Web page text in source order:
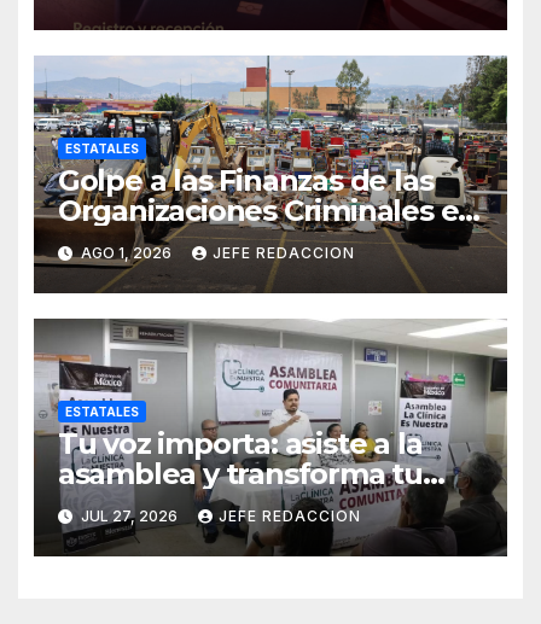
ESTATALES
Golpe a las Finanzas de las
Organizaciones Criminales en
Operativos
Interinstitucionales
AGO 1, 2026 JEFE REDACCION
ESTATALES
Tu voz importa: asiste a la
asamblea y transforma tu
clínica del IMSS-Bienestar
JUL 27, 2026 JEFE REDACCION